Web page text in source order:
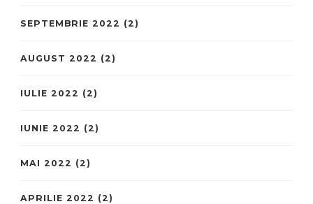
SEPTEMBRIE 2022 (2)
AUGUST 2022 (2)
IULIE 2022 (2)
IUNIE 2022 (2)
MAI 2022 (2)
APRILIE 2022 (2)